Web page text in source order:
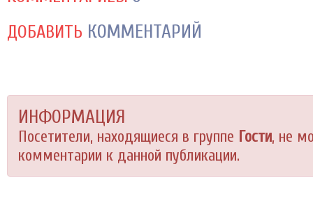
ДОБАВИТЬ КОММЕНТАРИЙ
ИНФОРМАЦИЯ
Посетители, находящиеся в группе Гости, не
комментарии к данной публикации.